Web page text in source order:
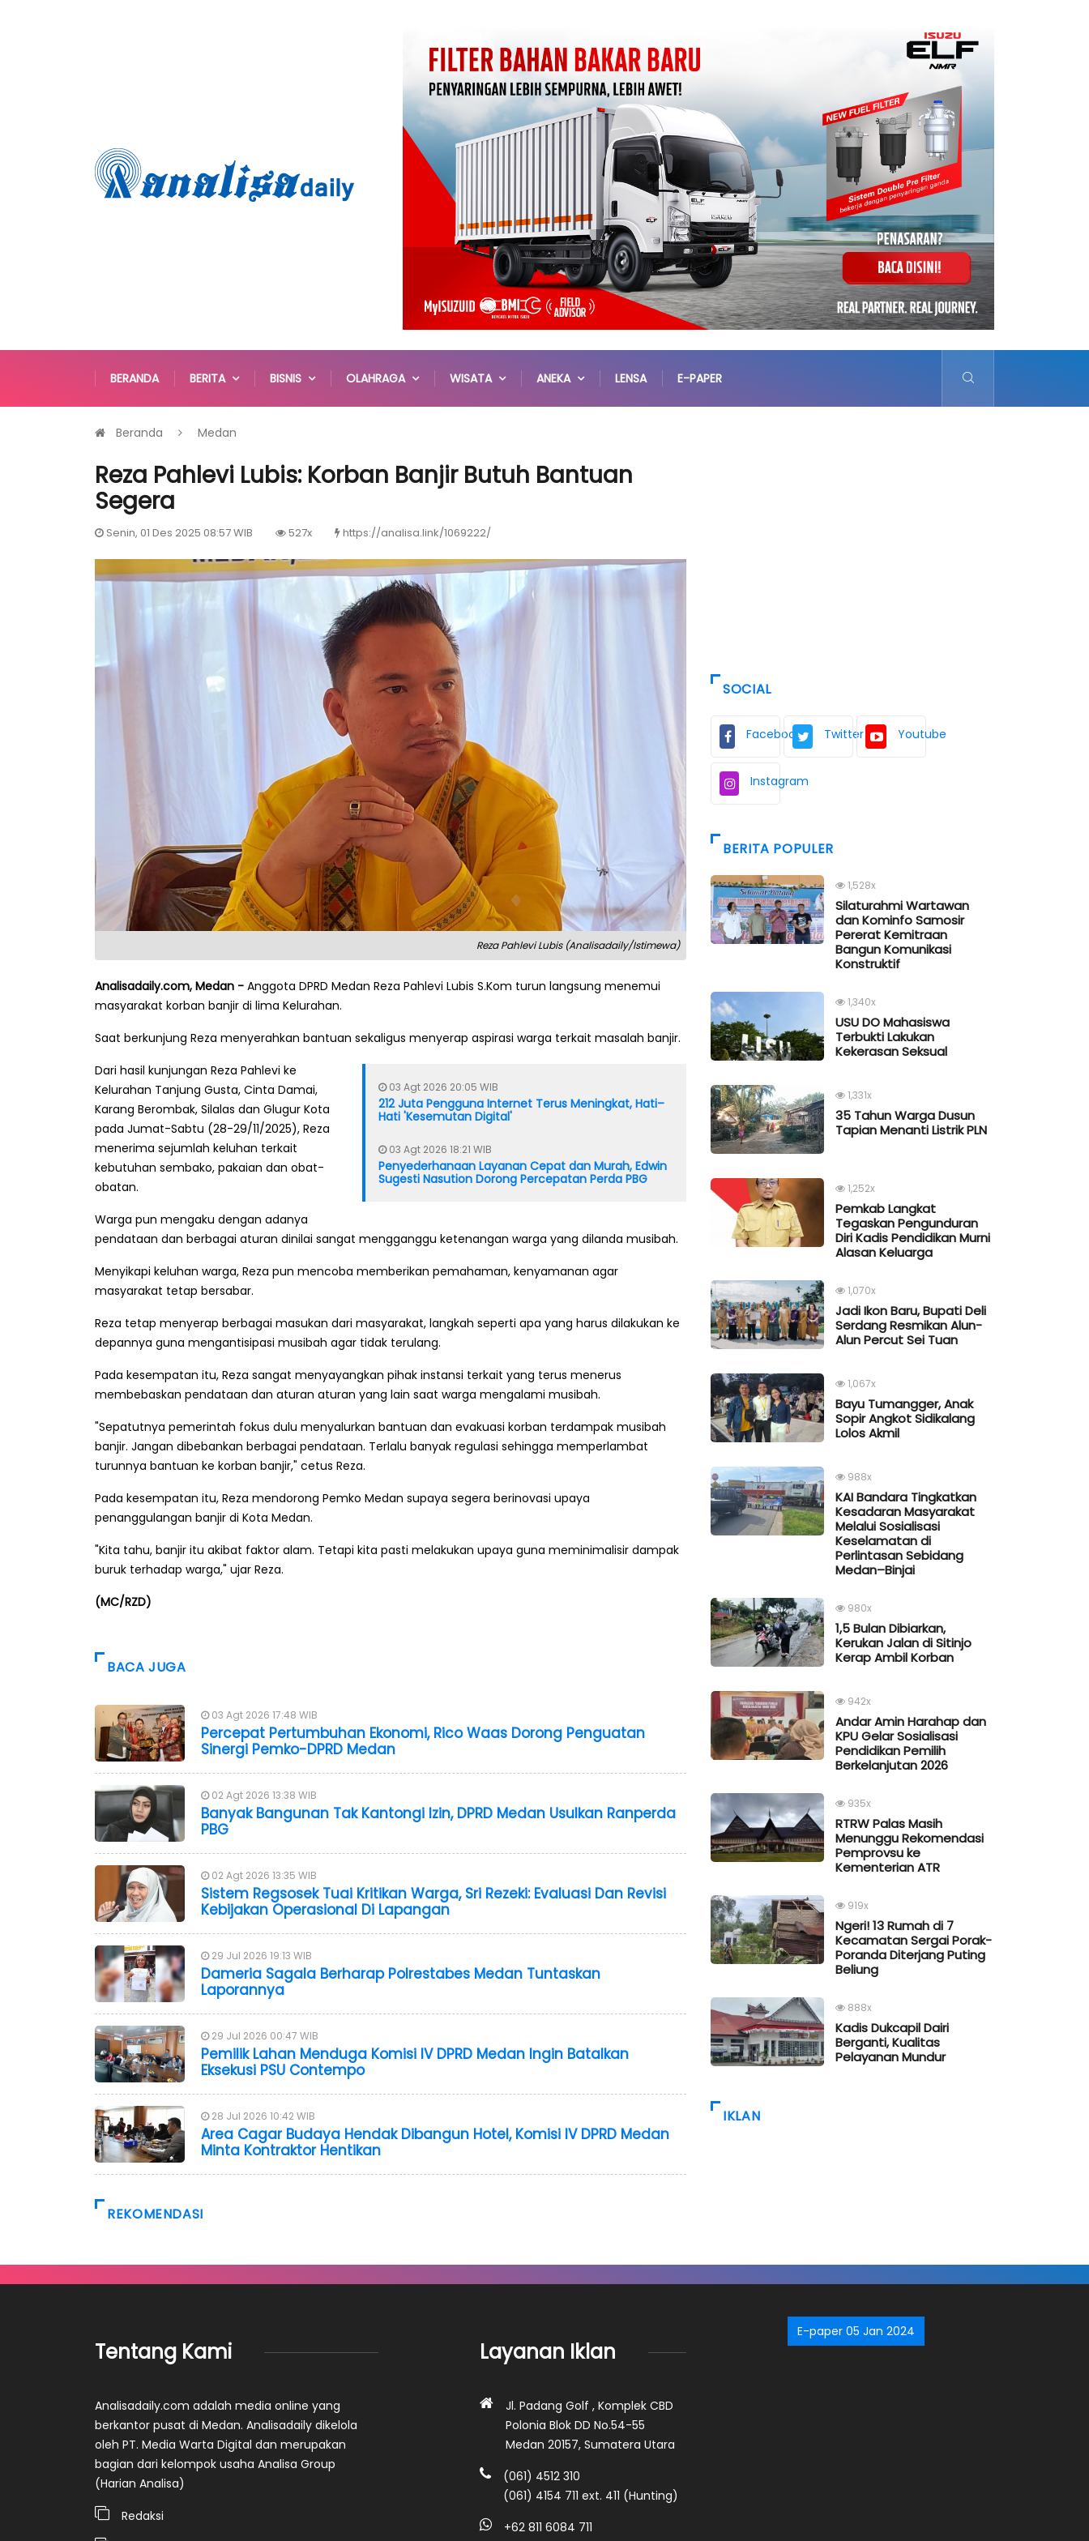
BERANDA BERITA BISNIS OLAHRAGA WISATA ANEKA LENSA E-PAPER
Beranda Medan
Reza Pahlevi Lubis: Korban Banjir Butuh Bantuan
Segera
Senin, 01 Des 2025 08:57 WIB 527x https://analisa.link/1069222/
Reza Pahlevi Lubis (Analisadaily/Istimewa)
Analisadaily.com, Medan - Anggota DPRD Medan Reza Pahlevi Lubis S.Kom turun langsung menemui
masyarakat korban banjir di lima Kelurahan.
Saat berkunjung Reza menyerahkan bantuan sekaligus menyerap aspirasi warga terkait masalah banjir.
03 Agt 2026 20:05 WIB
212 Juta Pengguna Internet Terus Meningkat, Hati–
Hati 'Kesemutan Digital'
03 Agt 2026 18:21 WIB
Penyederhanaan Layanan Cepat dan Murah, Edwin
Sugesti Nasution Dorong Percepatan Perda PBG
Dari hasil kunjungan Reza Pahlevi ke
Kelurahan Tanjung Gusta, Cinta Damai,
Karang Berombak, Silalas dan Glugur Kota
pada Jumat-Sabtu (28-29/11/2025), Reza
menerima sejumlah keluhan terkait
kebutuhan sembako, pakaian dan obat-
obatan.
Warga pun mengaku dengan adanya
pendataan dan berbagai aturan dinilai sangat mengganggu ketenangan warga yang dilanda musibah.
Menyikapi keluhan warga, Reza pun mencoba memberikan pemahaman, kenyamanan agar
masyarakat tetap bersabar.
Reza tetap menyerap berbagai masukan dari masyarakat, langkah seperti apa yang harus dilakukan ke
depannya guna mengantisipasi musibah agar tidak terulang.
Pada kesempatan itu, Reza sangat menyayangkan pihak instansi terkait yang terus menerus
membebaskan pendataan dan aturan aturan yang lain saat warga mengalami musibah.
"Sepatutnya pemerintah fokus dulu menyalurkan bantuan dan evakuasi korban terdampak musibah
banjir. Jangan dibebankan berbagai pendataan. Terlalu banyak regulasi sehingga memperlambat
turunnya bantuan ke korban banjir," cetus Reza.
Pada kesempatan itu, Reza mendorong Pemko Medan supaya segera berinovasi upaya
penanggulangan banjir di Kota Medan.
"Kita tahu, banjir itu akibat faktor alam. Tetapi kita pasti melakukan upaya guna meminimalisir dampak
buruk terhadap warga," ujar Reza.
(MC/RZD)
BACA JUGA
03 Agt 2026 17:48 WIB
Percepat Pertumbuhan Ekonomi, Rico Waas Dorong Penguatan
Sinergi Pemko-DPRD Medan
02 Agt 2026 13:38 WIB
Banyak Bangunan Tak Kantongi Izin, DPRD Medan Usulkan Ranperda
PBG
02 Agt 2026 13:35 WIB
Sistem Regsosek Tuai Kritikan Warga, Sri Rezeki: Evaluasi Dan Revisi
Kebijakan Operasional Di Lapangan
29 Jul 2026 19:13 WIB
Dameria Sagala Berharap Polrestabes Medan Tuntaskan
Laporannya
29 Jul 2026 00:47 WIB
Pemilik Lahan Menduga Komisi IV DPRD Medan Ingin Batalkan
Eksekusi PSU Contempo
28 Jul 2026 10:42 WIB
Area Cagar Budaya Hendak Dibangun Hotel, Komisi IV DPRD Medan
Minta Kontraktor Hentikan
REKOMENDASI
SOCIAL
Facebook Twitter Youtube
Instagram
BERITA POPULER
1,528x
Silaturahmi Wartawan
dan Kominfo Samosir
Pererat Kemitraan
Bangun Komunikasi
Konstruktif
1,340x
USU DO Mahasiswa
Terbukti Lakukan
Kekerasan Seksual
1,331x
35 Tahun Warga Dusun
Tapian Menanti Listrik PLN
1,252x
Pemkab Langkat
Tegaskan Pengunduran
Diri Kadis Pendidikan Murni
Alasan Keluarga
1,070x
Jadi Ikon Baru, Bupati Deli
Serdang Resmikan Alun-
Alun Percut Sei Tuan
1,067x
Bayu Tumangger, Anak
Sopir Angkot Sidikalang
Lolos Akmil
988x
KAI Bandara Tingkatkan
Kesadaran Masyarakat
Melalui Sosialisasi
Keselamatan di
Perlintasan Sebidang
Medan–Binjai
980x
1,5 Bulan Dibiarkan,
Kerukan Jalan di Sitinjo
Kerap Ambil Korban
942x
Andar Amin Harahap dan
KPU Gelar Sosialisasi
Pendidikan Pemilih
Berkelanjutan 2026
935x
RTRW Palas Masih
Menunggu Rekomendasi
Pemprovsu ke
Kementerian ATR
919x
Ngeri! 13 Rumah di 7
Kecamatan Sergai Porak-
Poranda Diterjang Puting
Beliung
888x
Kadis Dukcapil Dairi
Berganti, Kualitas
Pelayanan Mundur
IKLAN
Tentang Kami
Analisadaily.com adalah media online yang
berkantor pusat di Medan. Analisadaily dikelola
oleh PT. Media Warta Digital dan merupakan
bagian dari kelompok usaha Analisa Group
(Harian Analisa)
Redaksi
Layanan Iklan
Jl. Padang Golf , Komplek CBD
Polonia Blok DD No.54-55
Medan 20157, Sumatera Utara
(061) 4512 310
(061) 4154 711 ext. 411 (Hunting)
+62 811 6084 711
E-paper 05 Jan 2024